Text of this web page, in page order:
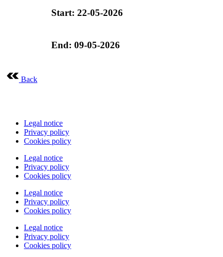
Start: 22-05-2026
End: 09-05-2026
Back
Legal notice
Privacy policy
Cookies policy
Legal notice
Privacy policy
Cookies policy
Legal notice
Privacy policy
Cookies policy
Legal notice
Privacy policy
Cookies policy